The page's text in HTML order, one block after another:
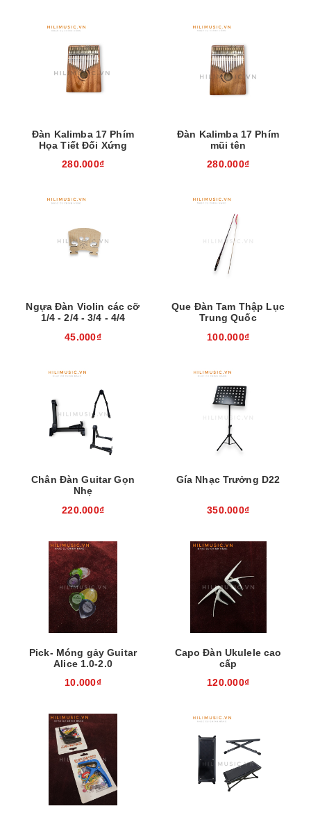
Đàn Kalimba 17 Phím
Họa Tiết Đối Xứng
280.000₫
Đàn Kalimba 17 Phím
mũi tên
280.000₫
Ngựa Đàn Violin các cỡ
1/4 - 2/4 - 3/4 - 4/4
45.000₫
Que Đàn Tam Thập Lục
Trung Quốc
100.000₫
Chân Đàn Guitar Gọn
Nhẹ
220.000₫
Gía Nhạc Trưởng D22
350.000₫
Pick- Móng gảy Guitar
Alice 1.0-2.0
10.000₫
Capo Đàn Ukulele cao
cấp
120.000₫